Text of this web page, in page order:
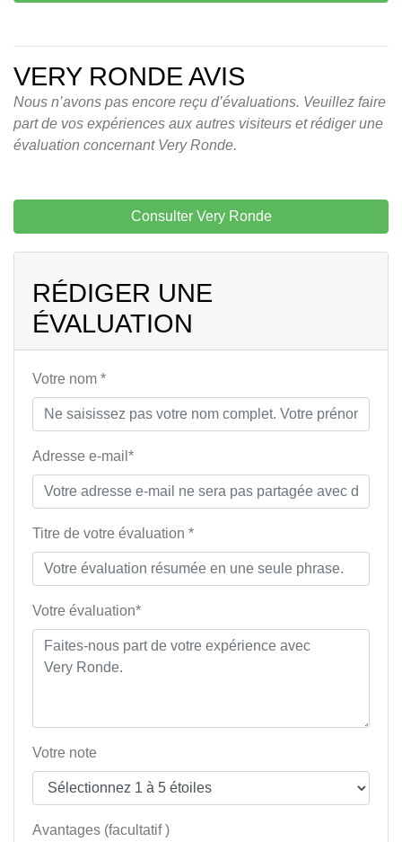
VERY RONDE AVIS
Nous n’avons pas encore reçu d’évaluations. Veuillez faire
part de vos expériences aux autres visiteurs et rédiger une
évaluation concernant Very Ronde.
Consulter Very Ronde
RÉDIGER UNE
ÉVALUATION
Votre nom *
Adresse e-mail*
Titre de votre évaluation *
Votre évaluation*
Votre note
Avantages (facultatif )